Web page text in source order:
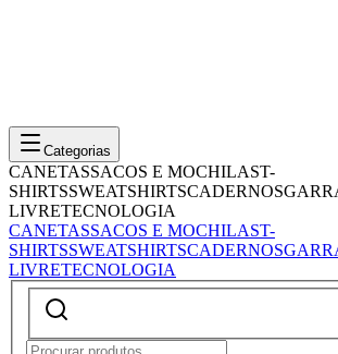
Categorias
CANETASSACOS E MOCHILAST-
SHIRTSSWEATSHIRTSCADERNOS
LIVRETECNOLOGIA
CANETASSACOS E MOCHILAST-
SHIRTSSWEATSHIRTSCADERNOS
LIVRETECNOLOGIA